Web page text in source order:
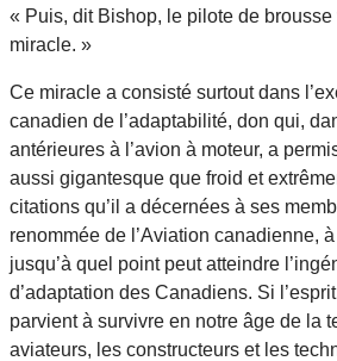
« Puis, dit Bishop, le pilote de
miracle. »
Ce miracle a consisté surtout dans
canadien de l’adaptabilité, don qui,
antérieures à l’avion à moteur, a
aussi gigantesque que froid et
citations qu’il a décernées à ses
renommée de l’Aviation canadienne,
jusqu’à quel point peut atteindre
d’adaptation des Canadiens. Si
parvient à survivre en notre âge de la
aviateurs, les constructeurs et les